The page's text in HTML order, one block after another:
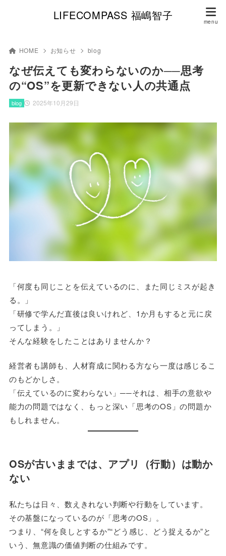
LIFECOMPASS 福嶋智子
HOME お知らせ blog
なぜ伝えても変わらないのか──思考
の“OS”を更新できない人の共通点
2025年10月29日
blog
「何度も同じことを伝えているのに、また同じミスが起き
る。」
「研修で学んだ直後は良いけれど、1か月もすると元に戻
ってしまう。」
そんな経験をしたことはありませんか？
経営者も講師も、人材育成に関わる方なら一度は感じるこ
のもどかしさ。
「伝えているのに変わらない」──それは、相手の意欲や
能力の問題ではなく、もっと深い「思考のOS」の問題か
もしれません。
OSが古いままでは、アプリ（行動）は動か
ない
私たちは日々、数えきれない判断や行動をしています。
その基盤になっているのが「思考のOS」。
つまり、“何を良しとするか”“どう感じ、どう捉えるか”と
いう、無意識の価値判断の仕組みです。